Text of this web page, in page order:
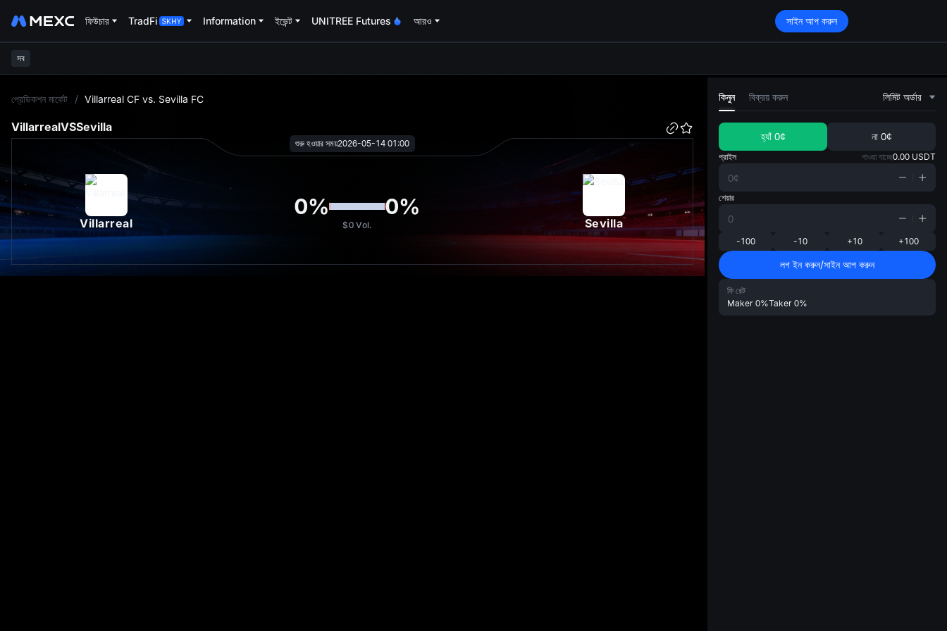
ফিউচার TradFi Information ইভেন্ট UNITREE Futures আরও সাইন আপ করুন
সব
প্রেডিকশন মার্কেট / Villarreal CF vs. Sevilla FC
VillarrealVSSevilla
শুরু হওয়ার সময়2026-05-14 01:00
Villarreal
0% 0%
$0 Vol. Sevilla
কিনুন বিক্রয় করুন লিমিট অর্ডার
হ্যাঁ 0¢ না 0¢
প্রাইস পাওয়া যাচ্ছে0.00 USDT
শেয়ার
-100 -10 +10 +100
লগ ইন করুন/সাইন আপ করুন
ফি রেট
Maker 0%Taker 0%